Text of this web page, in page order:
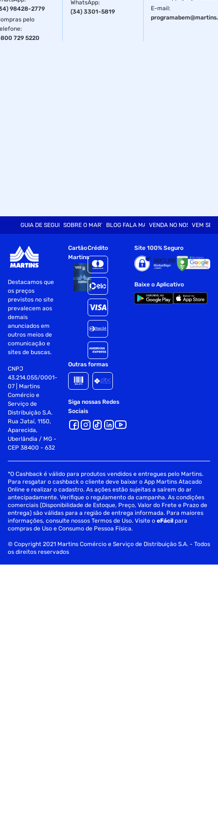
98428-2779
pelo
:
729 5220
WhatsApp:
(34) 3301-5819
E-mail:
GUIA DE SEGURANÇASOBRE O MARTINSBLOG FALA MARTVENDA NO NOSSO SITE
VEM SER
Destacamos que
os preços
previstos no site
prevalecem aos
demais
anunciados em
outros meios de
comunicação e
sites de buscas.
CNPJ
43.214.055/0001-
07 | Martins
Comércio e
Serviço de
Distribuição S.A.
Rua Jataí, 1150,
Aparecida,
Uberlândia / MG -
CEP 38400 - 632
Cartão
Martins
Crédito
Outras formas
Siga nossas Redes
Sociais
Site 100% Seguro
Baixe o Aplicativo
*O Cashback é válido para produtos vendidos e entregues pelo Martins.
Para resgatar o cashback o cliente deve baixar o App Martins Atacado
Online e realizar o cadastro. As ações estão sujeitas a saírem do ar
antecipadamente. Verifique o regulamento da campanha. As condições
comerciais (Disponibilidade de Estoque, Preço, Valor do Frete e Prazo de
entrega) são válidas para a região de entrega informada. Para maiores
informações, consulte nossos Termos de Uso. Visite oeFácil para
compras de Uso e Consumo de Pessoa Física.
© Copyright 2021 Martins Comércio e Serviço de Distribuição S.A. - Todos
os direitos reservados